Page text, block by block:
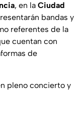
, en la Ciudad
bandas y
referentes de la
cuentan con
de
pleno concierto y